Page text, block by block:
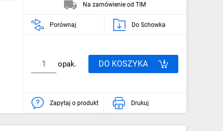
Na zamówienie od TIM
Porównaj Do Schowka
opak. DO KOSZYKA
Zapytaj o produkt Drukuj